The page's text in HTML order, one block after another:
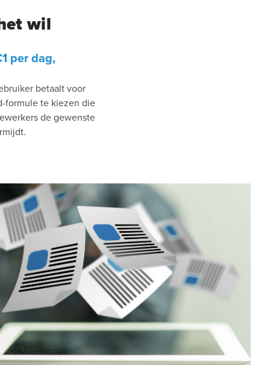
wil
per dag,
betaalt voor
formule te kiezen die
de gewenste